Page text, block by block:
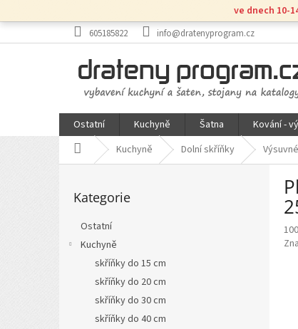
na
ve dnech 10-
605185822 info@dratenyprogram.cz
Ostatní Kuchyně Šatna Kování -
Domů Kuchyně Dolní skříňky
P
kategorie
Kategorie
Ostatní
Kuchyně
skříňky do 15 cm
skříňky do 20 cm
skříňky do 30 cm
skříňky do 40 cm